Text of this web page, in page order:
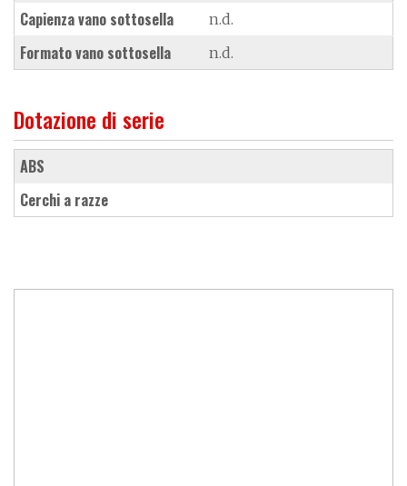
Capienza vano sottosella n.d.
Formato vano sottosella n.d.
Dotazione di serie
ABS
cerchi a razze